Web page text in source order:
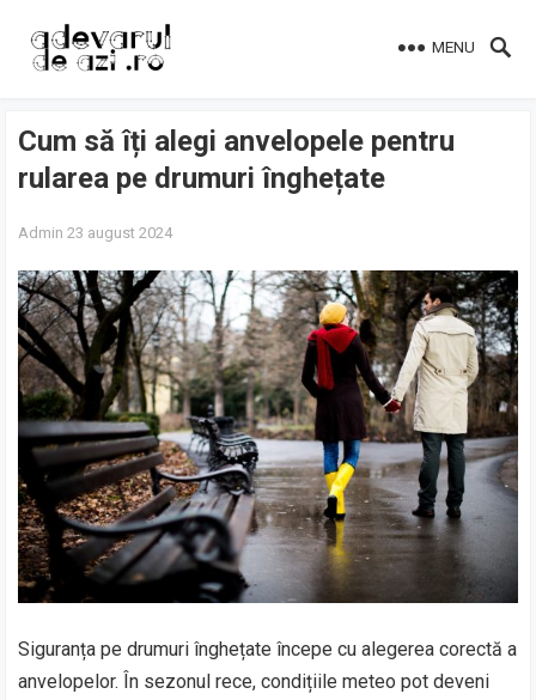
MENU
Cum să îți alegi anvelopele pentru
rularea pe drumuri înghețate
Admin 23 august 2024
Siguranța pe drumuri înghețate începe cu alegerea corectă a
anvelopelor. În sezonul rece, condițiile meteo pot deveni